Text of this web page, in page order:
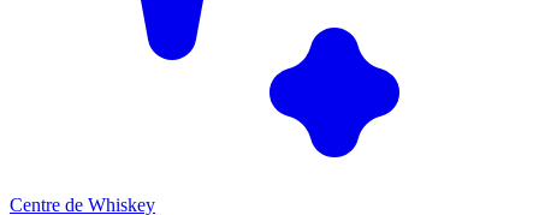
Centre de Whiskey